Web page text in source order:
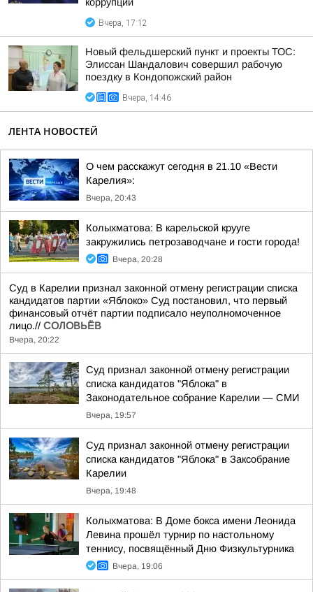
Вчера, 17:12
Новый фельдшерский пункт и проекты ТОС:
Элиссан Шандалович совершил рабочую
поездку в Кондопожский район
Вчера, 14:46
ЛЕНТА НОВОСТЕЙ
О чем расскажут сегодня в 21.10 «Вести
Карелия»:
Вчера, 20:43
Колыхматова: В карельской крууге
закружились петрозаводчане и гости города!
Вчера, 20:28
Суд в Карелии признал законной отмену регистрации списка
кандидатов партии «Яблоко» Суд постановил, что первый
финансовый отчёт партии подписало неуполномоченное
лицо.// СОЛОВЬЁВ
Вчера, 20:22
Суд признал законной отмену регистрации
списка кандидатов "Яблока" в
Законодательное собрание Карелии — СМИ
Вчера, 19:57
Суд признал законной отмену регистрации
списка кандидатов "Яблока" в Заксобрание
Карелии
Вчера, 19:48
Колыхматова: В Доме бокса имени Леонида
Левина прошёл турнир по настольному
теннису, посвящённый Дню Физкультурника
Вчера, 19:06